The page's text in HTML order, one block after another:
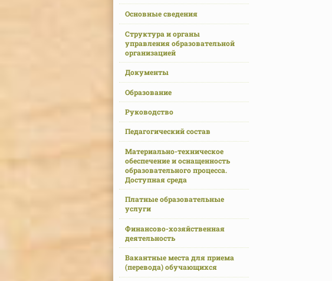
Основные сведения
Структура и органы
управления образовательной
организацией
Документы
Образование
Руководство
Педагогический состав
Материально-техническое
обеспечение и оснащенность
образовательного процесса.
Доступная среда
Платные образовательные
услуги
Финансово-хозяйственная
деятельность
Вакантные места для приема
(перевода) обучающихся